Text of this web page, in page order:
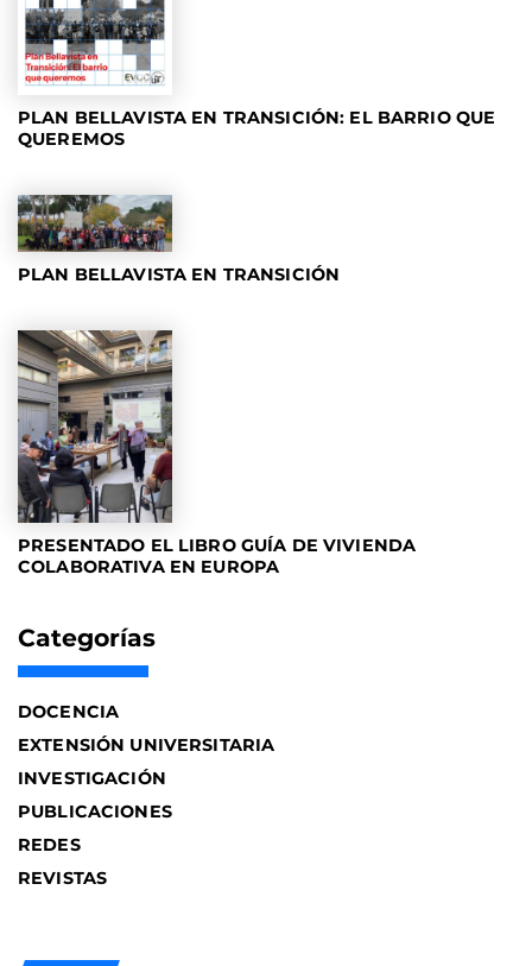
PLAN BELLAVISTA EN TRANSICIÓN: EL BARRIO QUE
QUEREMOS
PLAN BELLAVISTA EN TRANSICIÓN
PRESENTADO EL LIBRO GUÍA DE VIVIENDA
COLABORATIVA EN EUROPA
Categorías
DOCENCIA
EXTENSIÓN UNIVERSITARIA
INVESTIGACIÓN
PUBLICACIONES
REDES
REVISTAS